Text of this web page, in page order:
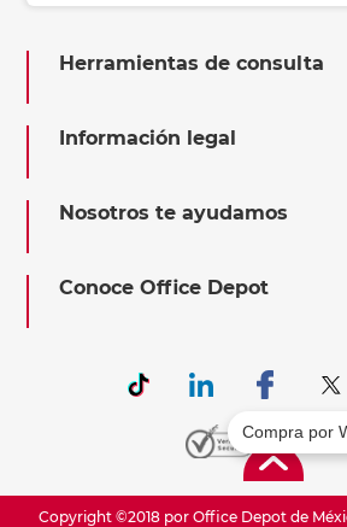
Herramientas de consulta
Información legal
Nosotros te ayudamos
Conoce Office Depot
Copyright ©2018 por Office Depot de
Compra por